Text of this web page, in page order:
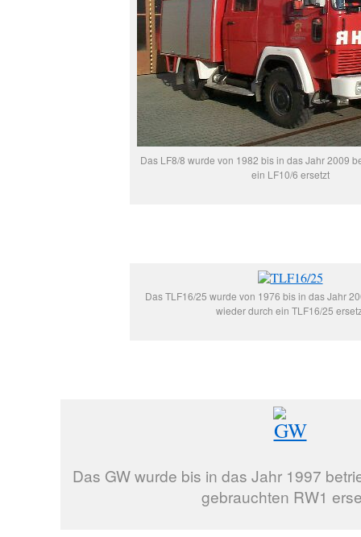
Das LF8/8 wurde von 1982 bis in das Jahr 2009
ein LF10/6 ersetzt
Das TLF16/25 wurde von 1976 bis in das Jahr
wieder durch ein TLF16/25
Das GW wurde bis in das Jahr 1997
gebrauchten RW1